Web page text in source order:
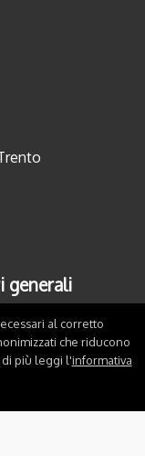
generali
al corretto
che riducono
più leggi l'informativa